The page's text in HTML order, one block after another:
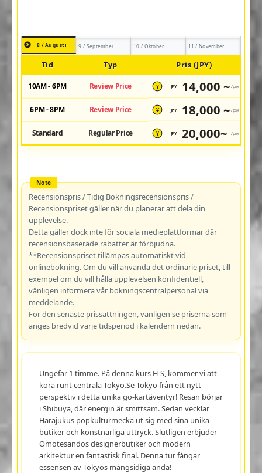
8 / Augusti 9 / September 10 / Oktober 11 / November
Tid Typ Pris (JPY)
10AM - 6PM Review Price ¥ JPY 14,000 ~ /pax
6PM - 8PM Review Price ¥ JPY 18,000 ~ /pax
Standard Regular Price ¥ JPY 20,000~ /pax
Recensionspris / Tidig Bokningsrecensionspris /
Recensionspriset gäller när du planerar att dela din
upplevelse.
Detta gäller dock inte för sociala medieplattformar där
recensionsbaserade rabatter är förbjudna.
**Recensionspriset tillämpas automatiskt vid
onlinebokning. Om du vill använda det ordinarie priset, till
exempel om du vill hålla upplevelsen konfidentiell,
vänligen informera vår bokningscentralpersonal via
meddelande.
För den senaste prissättningen, vänligen se priserna som
anges bredvid varje tidsperiod i kalendern nedan.
Ungefär 1 timme. På denna kurs H-S, kommer vi att
köra runt centrala Tokyo.Se Tokyo från ett nytt
perspektiv i detta unika go-kartäventyr! Resan börjar
i Shibuya, där energin är smittsam. Sedan vecklar
Harajukus popkulturmecka ut sig med sina unika
butiker och konstnärliga uttryck. Slutligen erbjuder
Omotesandos designerbutiker och modern
arkitektur en fantastisk final. Denna tur fångar
essensen av Tokyos mångsidiga anda!